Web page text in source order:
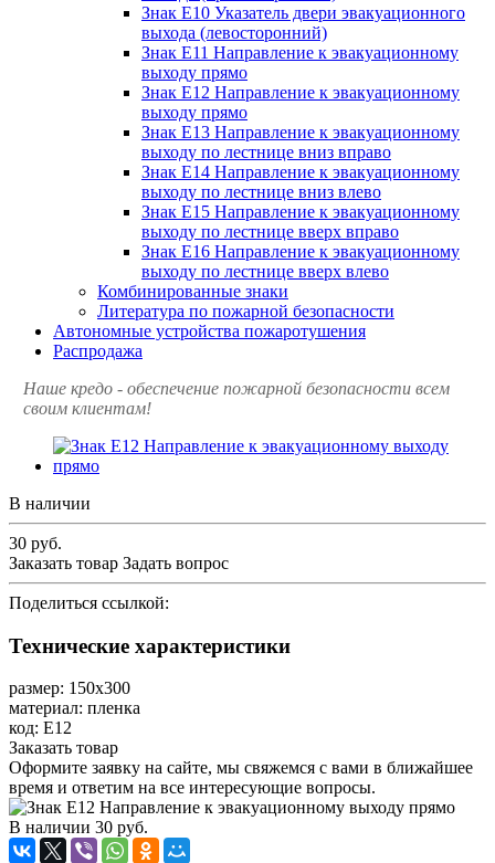
Знак Е10 Указатель двери эвакуационного
выхода (левосторонний)
Знак Е11 Направление к эвакуационному
выходу прямо
Знак Е12 Направление к эвакуационному
выходу прямо
Знак Е13 Направление к эвакуационному
выходу по лестнице вниз вправо
Знак Е14 Направление к эвакуационному
выходу по лестнице вниз влево
Знак Е15 Направление к эвакуационному
выходу по лестнице вверх вправо
Знак Е16 Направление к эвакуационному
выходу по лестнице вверх влево
Комбинированные знаки
Литература по пожарной безопасности
Автономные устройства пожаротушения
Распродажа
Наше кредо - обеспечение пожарной безопасности всем
своим клиентам!
В наличии
30 руб.
Заказать товар Задать вопрос
Поделиться ссылкой:
Технические характеристики
размер: 150х300
материал: пленка
код: Е12
Заказать товар
Оформите заявку на сайте, мы свяжемся с вами в ближайшее
время и ответим на все интересующие вопросы.
В наличии 30 руб.